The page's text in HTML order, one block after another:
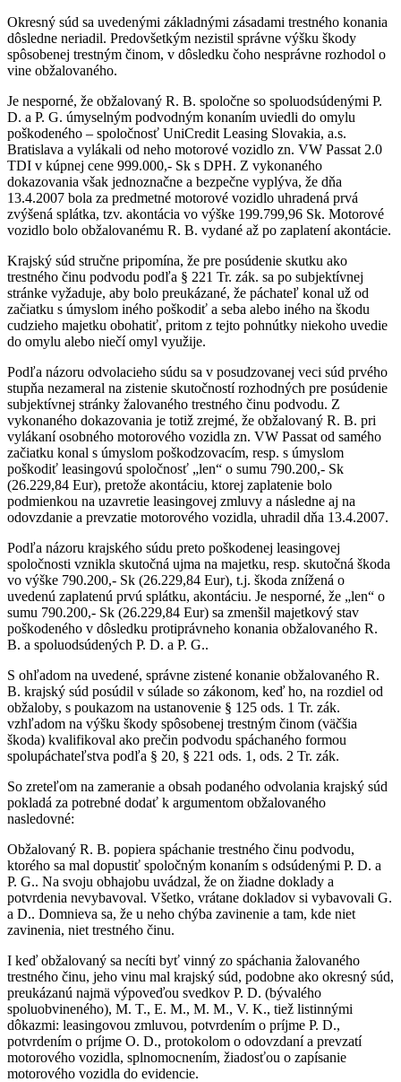
Okresný súd sa uvedenými základnými zásadami trestného konania
dôsledne neriadil. Predovšetkým nezistil správne výšku škody
spôsobenej trestným činom, v dôsledku čoho nesprávne rozhodol o
vine obžalovaného.
Je nesporné, že obžalovaný R. B. spoločne so spoluodsúdenými P.
D. a P. G. úmyselným podvodným konaním uviedli do omylu
poškodeného – spoločnosť UniCredit Leasing Slovakia, a.s.
Bratislava a vylákali od neho motorové vozidlo zn. VW Passat 2.0
TDI v kúpnej cene 999.000,- Sk s DPH. Z vykonaného
dokazovania však jednoznačne a bezpečne vyplýva, že dňa
13.4.2007 bola za predmetné motorové vozidlo uhradená prvá
zvýšená splátka, tzv. akontácia vo výške 199.799,96 Sk. Motorové
vozidlo bolo obžalovanému R. B. vydané až po zaplatení akontácie.
Krajský súd stručne pripomína, že pre posúdenie skutku ako
trestného činu podvodu podľa § 221 Tr. zák. sa po subjektívnej
stránke vyžaduje, aby bolo preukázané, že páchateľ konal už od
začiatku s úmyslom iného poškodiť a seba alebo iného na škodu
cudzieho majetku obohatiť, pritom z tejto pohnútky niekoho uvedie
do omylu alebo niečí omyl využije.
Podľa názoru odvolacieho súdu sa v posudzovanej veci súd prvého
stupňa nezameral na zistenie skutočností rozhodných pre posúdenie
subjektívnej stránky žalovaného trestného činu podvodu. Z
vykonaného dokazovania je totiž zrejmé, že obžalovaný R. B. pri
vylákaní osobného motorového vozidla zn. VW Passat od samého
začiatku konal s úmyslom poškodzovacím, resp. s úmyslom
poškodiť leasingovú spoločnosť „len“ o sumu 790.200,- Sk
(26.229,84 Eur), pretože akontáciu, ktorej zaplatenie bolo
podmienkou na uzavretie leasingovej zmluvy a následne aj na
odovzdanie a prevzatie motorového vozidla, uhradil dňa 13.4.2007.
Podľa názoru krajského súdu preto poškodenej leasingovej
spoločnosti vznikla skutočná ujma na majetku, resp. skutočná škoda
vo výške 790.200,- Sk (26.229,84 Eur), t.j. škoda znížená o
uvedenú zaplatenú prvú splátku, akontáciu. Je nesporné, že „len“ o
sumu 790.200,- Sk (26.229,84 Eur) sa zmenšil majetkový stav
poškodeného v dôsledku protiprávneho konania obžalovaného R.
B. a spoluodsúdených P. D. a P. G..
S ohľadom na uvedené, správne zistené konanie obžalovaného R.
B. krajský súd posúdil v súlade so zákonom, keď ho, na rozdiel od
obžaloby, s poukazom na ustanovenie § 125 ods. 1 Tr. zák.
vzhľadom na výšku škody spôsobenej trestným činom (väčšia
škoda) kvalifikoval ako prečin podvodu spáchaného formou
spolupáchateľstva podľa § 20, § 221 ods. 1, ods. 2 Tr. zák.
So zreteľom na zameranie a obsah podaného odvolania krajský súd
pokladá za potrebné dodať k argumentom obžalovaného
nasledovné:
Obžalovaný R. B. popiera spáchanie trestného činu podvodu,
ktorého sa mal dopustiť spoločným konaním s odsúdenými P. D. a
P. G.. Na svoju obhajobu uvádzal, že on žiadne doklady a
potvrdenia nevybavoval. Všetko, vrátane dokladov si vybavovali G.
a D.. Domnieva sa, že u neho chýba zavinenie a tam, kde niet
zavinenia, niet trestného činu.
I keď obžalovaný sa necíti byť vinný zo spáchania žalovaného
trestného činu, jeho vinu mal krajský súd, podobne ako okresný súd,
preukázanú najmä výpoveďou svedkov P. D. (bývalého
spoluobvineného), M. T., E. M., M. M., V. K., tiež listinnými
dôkazmi: leasingovou zmluvou, potvrdením o príjme P. D.,
potvrdením o príjme O. D., protokolom o odovzdaní a prevzatí
motorového vozidla, splnomocnením, žiadosťou o zapísanie
motorového vozidla do evidencie.